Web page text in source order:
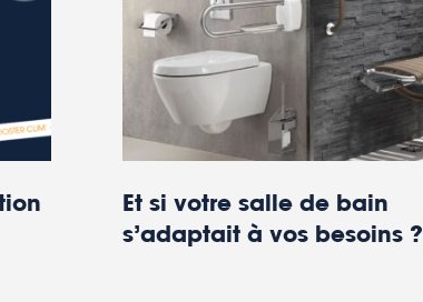
Et si votre salle de bain
s’adaptait à vos besoins ?